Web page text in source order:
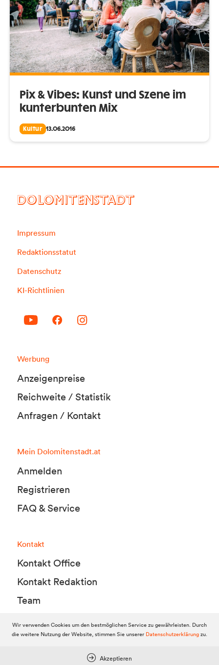
Pix & Vibes: Kunst und Szene im
kunterbunten Mix
Kultur 13.06.2016
DOLOMITENSTADT
Impressum
Redaktionsstatut
Datenschutz
KI-Richtlinien
Werbung
Anzeigenpreise
Reichweite / Statistik
Anfragen / Kontakt
Mein Dolomitenstadt.at
Anmelden
Registrieren
FAQ & Service
Kontakt
Kontakt Office
Kontakt Redaktion
Team
© 2010-2026 Dolomitenstadt.at
Wir verwenden Cookies um den bestmöglichen Service zu gewährleisten. Durch
die weitere Nutzung der Website, stimmen Sie unserer Datenschutzerklärungzu.
Akzeptieren